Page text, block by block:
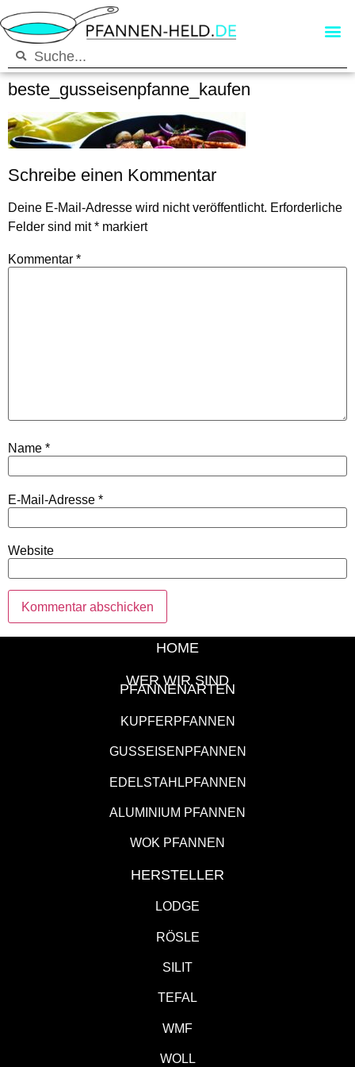
beste_gusseisenpfanne_kaufen
Schreibe einen Kommentar
Deine E-Mail-Adresse wird nicht veröffentlicht. Erforderliche
Felder sind mit* markiert
Kommentar *
Name *
E-Mail-Adresse *
Website
HOME
WER WIR SIND
PFANNENARTEN
KUPFERPFANNEN
GUSSEISENPFANNEN
EDELSTAHLPFANNEN
ALUMINIUM PFANNEN
WOK PFANNEN
HERSTELLER
LODGE
RÖSLE
SILIT
TEFAL
WMF
WOLL